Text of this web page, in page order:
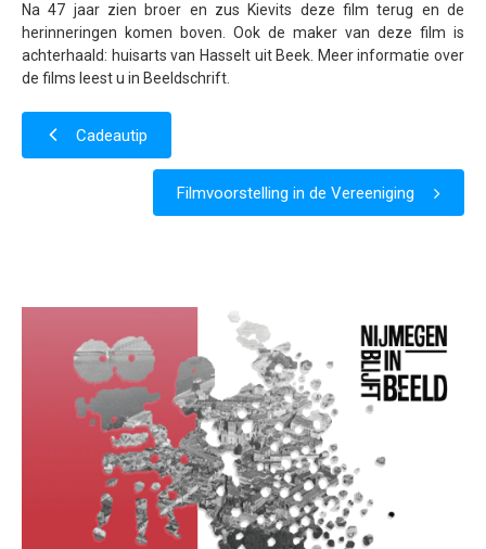
Wat zoeken we
Donateurs
Beeldmateriaal
Contactinformatie
Na 47 jaar zien broer en zus Kievits deze film terug en de
herinneringen komen boven. Ook de maker van deze film is
achterhaald: huisarts van Hasselt uit Beek. Meer informatie over
de films leest u in Beeldschrift.
Cadeautip
Filmvoorstelling in de Vereeniging